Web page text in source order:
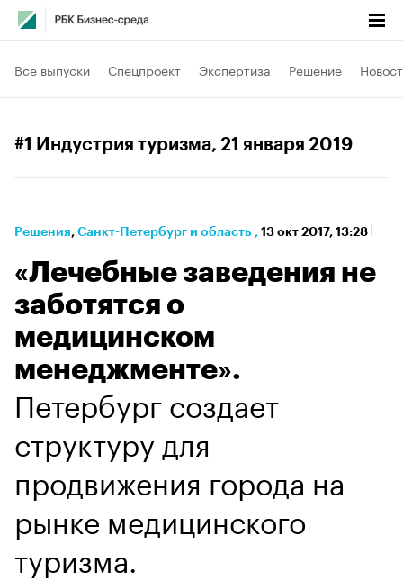
Все выпуски Спецпроект Экспертиза Решение
#1 Индустрия туризма, 21 января 2019
Решения⁠, Санкт-Петербург и область , 13 окт 2017, 13:28
«Лечебные заведения не
заботятся о
медицинском
менеджменте».
Петербург создает
структуру для
продвижения города на
рынке медицинского
туризма.